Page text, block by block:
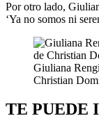
Por otro lado,
‘Ya no somos ni
Giuliana
Christian
TE PUEDE